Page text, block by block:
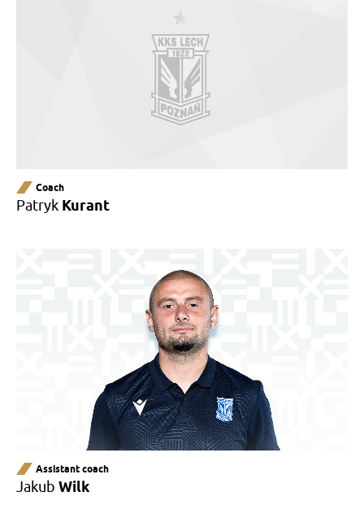
Coach
Patryk Kurant
Assistant coach
Jakub Wilk